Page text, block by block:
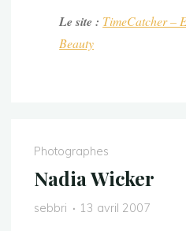
Le site : TimeCatcher –
Beauty
Photographes
Nadia Wicker
sebbri 13 avril 2007